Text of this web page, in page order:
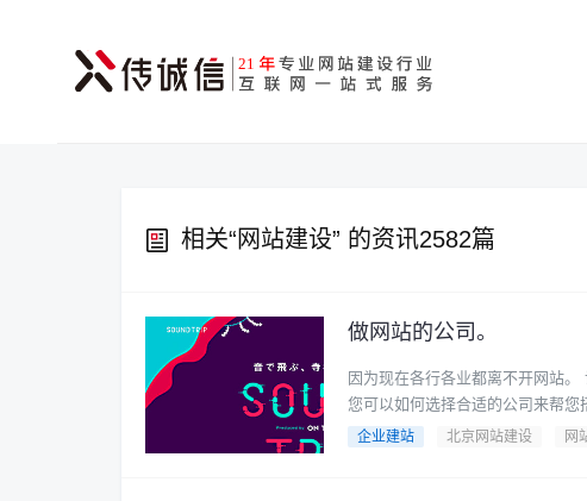
相关“网站建设” 的资讯2582篇
做网站的公司。
因为现在各行各业都离不开网站。 让我们为您详细解释一下关于“做网站的公司”这个概念，以及
您可以如何选择合适的公司来帮
企业建站 北京网站建设 网